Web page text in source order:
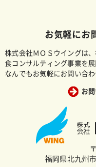
お気軽にお
株式会社ＭＯＳウイングは
食コンサルティング事業を
なんでもお気軽にお問い合わ
お
福岡県北九州